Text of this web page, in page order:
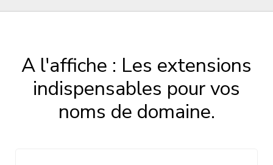
A l'affiche : Les extensions
indispensables pour vos
noms de domaine.